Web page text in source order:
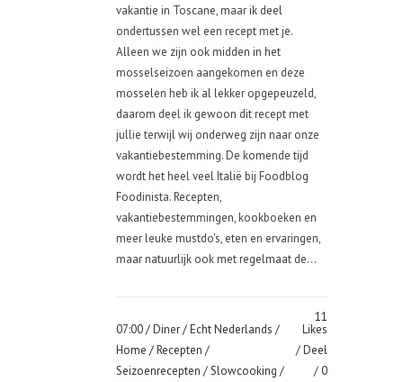
vakantie in Toscane, maar ik deel
ondertussen wel een recept met je.
Alleen we zijn ook midden in het
mosselseizoen aangekomen en deze
mosselen heb ik al lekker opgepeuzeld,
daarom deel ik gewoon dit recept met
jullie terwijl wij onderweg zijn naar onze
vakantiebestemming. De komende tijd
wordt het heel veel Italië bij Foodblog
Foodinista. Recepten,
vakantiebestemmingen, kookboeken en
meer leuke mustdo's, eten en ervaringen,
maar natuurlijk ook met regelmaat de...
07:00 /Diner/Echt Nederlands /
Home /Recepten /
Seizoenrecepten /Slowcooking /
11
Likes
Deel
0